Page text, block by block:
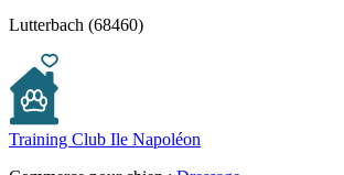
Lutterbach (68460)
Training Club Ile Napoléon